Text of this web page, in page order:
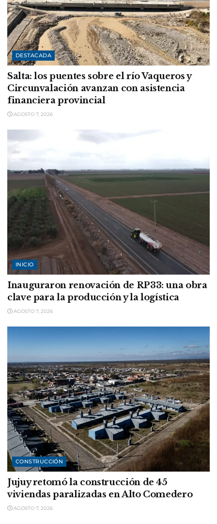
DESTACADA
Salta: los puentes sobre el río Vaqueros y
Circunvalación avanzan con asistencia
financiera provincial
AGOSTO 7, 2026
INICIO
Inauguraron renovación de RP33: una obra
clave para la producción y la logística
AGOSTO 7, 2026
CONSTRUCCIÓN
Jujuy retomó la construcción de 45
viviendas paralizadas en Alto Comedero
AGOSTO 7, 2026